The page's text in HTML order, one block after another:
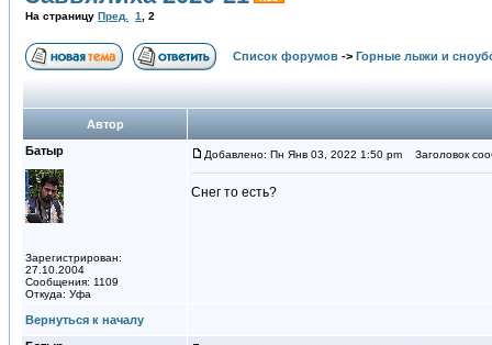
На страницу Пред. 1 2
Список форумов -> Горные лыжи и
Автор
Батыр
Зарегистрирован:
27.10.2004
Сообщения: 1109
Откуда: Уфа
Добавлено: Пн Янв 03, 2022 1:50 pm Заголовок
Снег то есть?
Вернуться к началу